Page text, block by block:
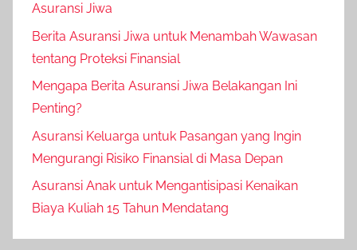
Asuransi Jiwa
Berita Asuransi Jiwa untuk Menambah Wawasan
tentang Proteksi Finansial
Mengapa Berita Asuransi Jiwa Belakangan Ini
Penting?
Asuransi Keluarga untuk Pasangan yang Ingin
Mengurangi Risiko Finansial di Masa Depan
Asuransi Anak untuk Mengantisipasi Kenaikan
Biaya Kuliah 15 Tahun Mendatang